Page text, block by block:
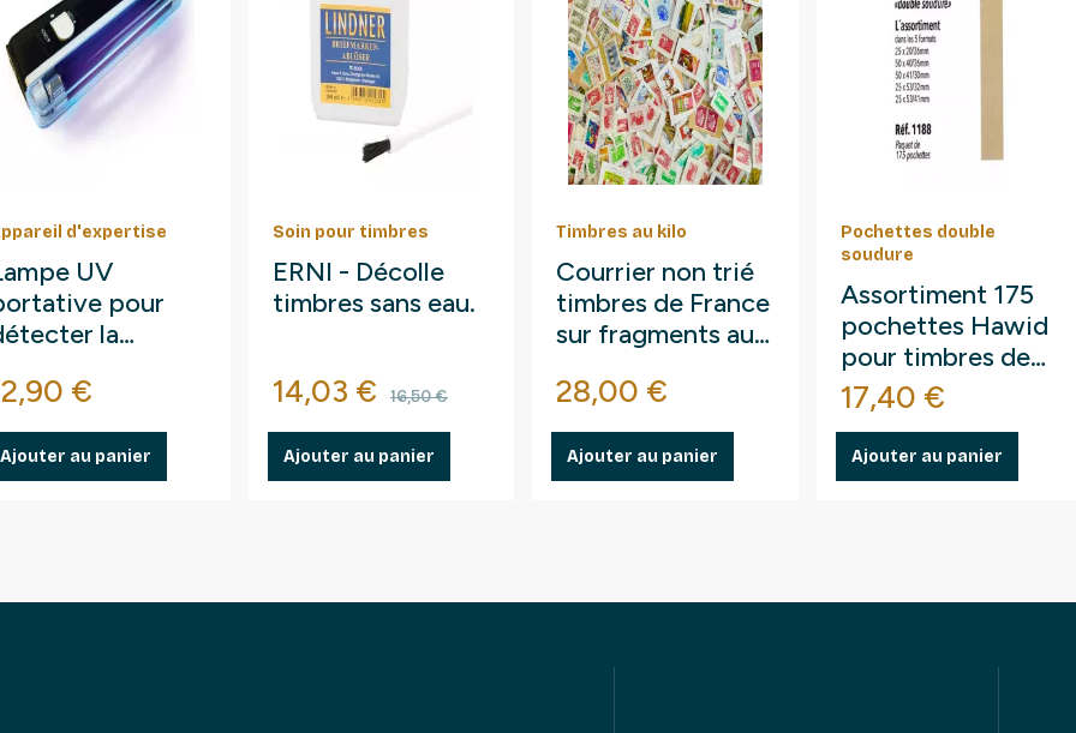
d'expertise
UV
pour
la
€
Ajouter au panier
Soin pour timbres
ERNI - Décolle
timbres sans eau.
Prix
14,03 € Prix de base
16,50 €
Ajouter au panier
Timbres au kilo
Courrier non trié
timbres de France
sur fragments au
Prix
28,00 €
Ajouter au panier
Pochettes double
soudure
Assortiment 175
pochettes Hawid
pour timbres de
France.
Prix
17,40 €
Ajouter au panier